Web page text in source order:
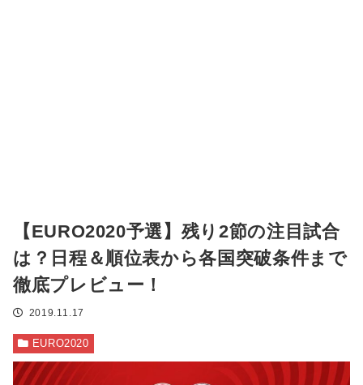
【EURO2020予選】残り2節の注目試合
は？日程＆順位表から各国突破条件まで
徹底プレビュー！
2019.11.17
EURO2020